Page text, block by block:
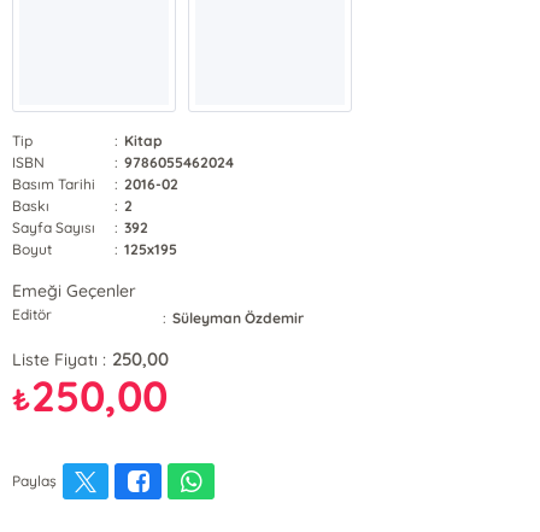
Tip : Kitap
ISBN
: 9786055462024
Basım Tarihi
: 2016-02
Baskı
: 2
Sayfa Sayısı
: 392
Boyut
: 125x195
Emeği Geçenler
Editör : Süleyman Özdemir
Liste Fiyatı : 250,00
₺250,00
Paylaş